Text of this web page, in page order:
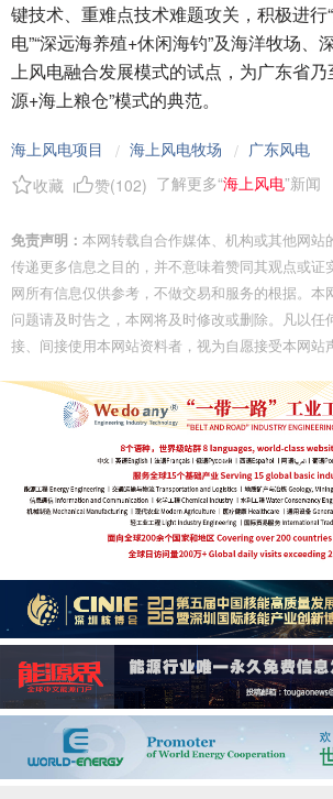
键技术、重难点技术难题攻关，积极进行
电”“深远海养殖+休闲海钓”及海洋牧场、
上风电融合发展模式的试点，为广东省乃
源+海上粮仓”模式的典范。
海上风电项目 / 海上风电牧场 / 广东风电
收藏
赞(102) 了解更多“海上风电”新闻
免责声明： 本网转载自合作媒体、机构或其他网站
传递更多信息之目的，并不意味着赞同其观点或证
网所有信息仅供参考，不做交易和服务的根据。本
问题请及时告之，本网将及时修改或删除。凡以任
接、间接使用本网站资料者，视为自愿接受本网站